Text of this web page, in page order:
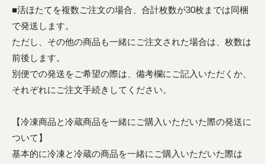
■活ほたてを複数ご注文の場合、合計枚数が30枚までは同梱
で発送します。
ただし、その他の商品も一緒にご注文された場合は、枚数は
前後します。
別便での発送をご希望の際は、備考欄にご記入いただくか、
それぞれにご注文手続きしてください。
【冷凍商品と冷蔵商品を一緒にご購入いただいた際の発送に
ついて】
基本的に冷凍と冷蔵の商品を一緒にご購入いただいた際は